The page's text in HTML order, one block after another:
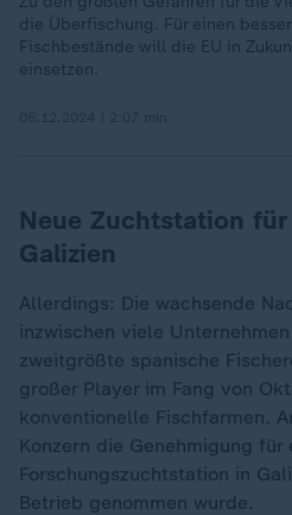
die Überfischung. Für einen
Fischbestände will die EU in
einsetzen.
Neue Zuchtstation
Galizien
Allerdings: Die wachsende
inzwischen viele
zweitgrößte spanische
großer Player im Fang von
konventionelle Fischfarmen.
Konzern die Genehmigung für
Forschungszuchtstation in
Betrieb genommen wurde.